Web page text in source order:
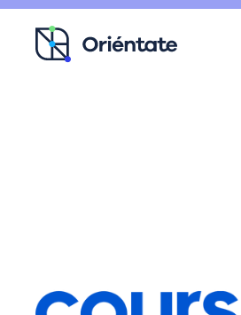
Ir al contenido principal